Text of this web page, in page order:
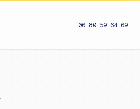
06 80 59 64 69